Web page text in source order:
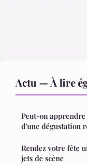
Actu — À lire
Peut-on
d'une dégustation
Rendez votre fête
jets de scène